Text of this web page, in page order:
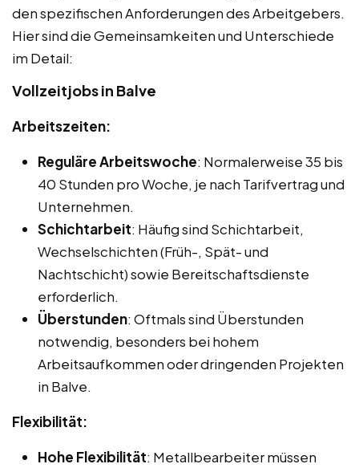
den spezifischen Anforderungen des Arbeitgebers.
Hier sind die Gemeinsamkeiten und Unterschiede
im Detail:
Vollzeitjobs in Balve
Arbeitszeiten:
Reguläre Arbeitswoche: Normalerweise 35 bis
40 Stunden pro Woche, je nach Tarifvertrag und
Unternehmen.
Schichtarbeit: Häufig sind Schichtarbeit,
Wechselschichten (Früh-, Spät- und
Nachtschicht) sowie Bereitschaftsdienste
erforderlich.
Überstunden: Oftmals sind Überstunden
notwendig, besonders bei hohem
Arbeitsaufkommen oder dringenden Projekten
in Balve.
Flexibilität:
Hohe Flexibilität: Metallbearbeiter müssen